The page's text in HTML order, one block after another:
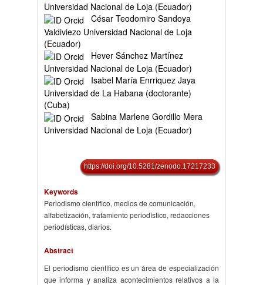
Universidad Nacional de Loja (Ecuador)
César Teodomiro Sandoya
Valdiviezo Universidad Nacional de Loja
(Ecuador)
Hever Sánchez Martínez
Universidad Nacional de Loja (Ecuador)
Isabel María Enrriquez Jaya
Universidad de La Habana (doctorante)
(Cuba)
Sabina Marlene Gordillo Mera
Universidad Nacional de Loja (Ecuador)
https://doi.org/10.5281/zenodo.17217233
Keywords
Periodismo científico, medios de comunicación,
alfabetización, tratamiento periodístico, redacciones
periodísticas, diarios.
Abstract
El periodismo científico es un área de especialización
que informa y analiza acontecimientos relativos a la